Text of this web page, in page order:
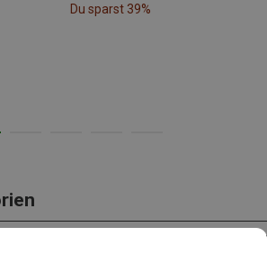
Du sparst 39%